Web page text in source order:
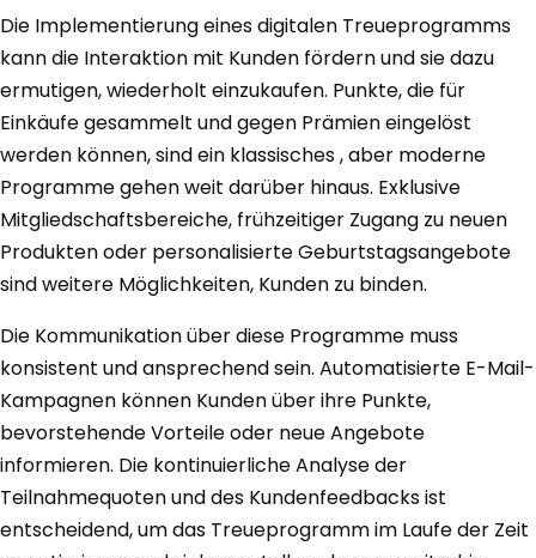
Die Implementierung eines digitalen Treueprogramms
kann die Interaktion mit Kunden fördern und sie dazu
ermutigen, wiederholt einzukaufen. Punkte, die für
Einkäufe gesammelt und gegen Prämien eingelöst
werden können, sind ein klassisches , aber moderne
Programme gehen weit darüber hinaus. Exklusive
Mitgliedschaftsbereiche, frühzeitiger Zugang zu neuen
Produkten oder personalisierte Geburtstagsangebote
sind weitere Möglichkeiten, Kunden zu binden.
Die Kommunikation über diese Programme muss
konsistent und ansprechend sein. Automatisierte E-Mail-
Kampagnen können Kunden über ihre Punkte,
bevorstehende Vorteile oder neue Angebote
informieren. Die kontinuierliche Analyse der
Teilnahmequoten und des Kundenfeedbacks ist
entscheidend, um das Treueprogramm im Laufe der Zeit